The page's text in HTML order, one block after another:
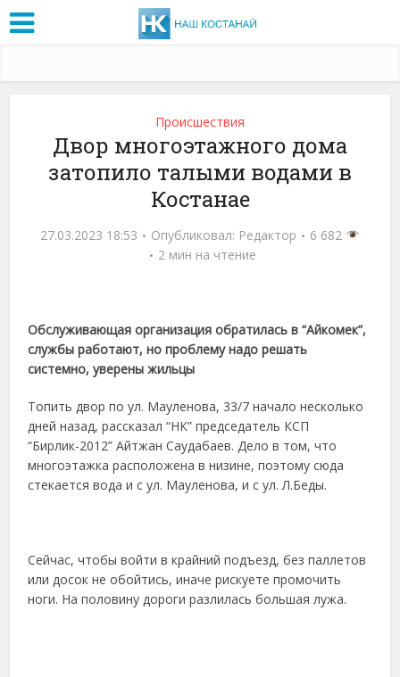
Проиcшествия
Двор многоэтажного дома
затопило талыми водами в
Костанае
27.03.2023 18:53 Опубликовал: Редактор
6 682
2 мин на чтение
Обслуживающая организация обратилась в “Айкомек”,
службы работают, но проблему надо решать
системно, уверены жильцы
Топить двор по ул. Мауленова, 33/7 начало несколько
дней назад, рассказал “НК” председатель КСП
“Бирлик-2012” Айтжан Саудабаев. Дело в том, что
многоэтажка расположена в низине, поэтому сюда
стекается вода и с ул. Мауленова, и с ул. Л.Беды.
Сейчас, чтобы войти в крайний подъезд, без паллетов
или досок не обойтись, иначе рискуете промочить
ноги. На половину дороги разлилась большая лужа.